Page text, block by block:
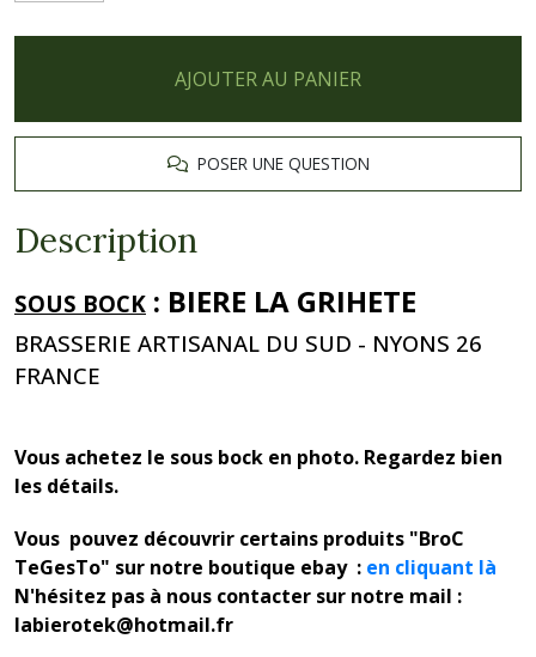
AJOUTER AU PANIER
POSER UNE QUESTION
Description
SOUS BOCK : BIERE LA GRIHETE
BRASSERIE ARTISANAL DU SUD - NYONS 26
FRANCE
Vous achetez le sous bock en photo. Regardez bien
les détails.
Vous pouvez découvrir certains produits "BroC
TeGesTo" sur notre boutique ebay : en cliquant là
N'hésitez pas à nous contacter sur notre mail :
labierotek@hotmail.fr